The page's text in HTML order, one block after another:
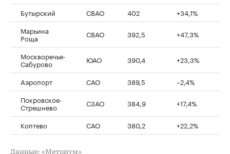
Бутырский
СВАО 402
+34,1%
Марьина
Роща СВАО 392,5 +47,3%
Москворечье-
Сабурово ЮАО 390,4 +23,3%
Аэропорт САО 389,5
–2,4%
Покровское-
Стрешнево СЗАО 384,9 +17,4%
Коптево САО 380,2 +22,2%
Данные: «Метриум»